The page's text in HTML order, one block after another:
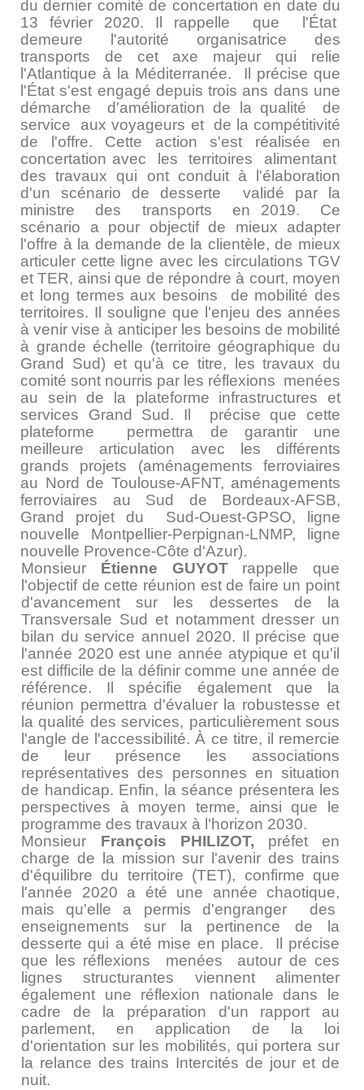
du dernier comité de concertation en date du
13 février 2020. Il rappelle que l'État
demeure l'autorité organisatrice des
transports de cet axe majeur qui relie
l'Atlantique à la Méditerranée. Il précise que
l'État s'est engagé depuis trois ans dans une
démarche d'amélioration de la qualité de
service aux voyageurs et de la compétitivité
de l'offre. Cette action s'est réalisée en
concertation avec les territoires alimentant
des travaux qui ont conduit à l'élaboration
d'un scénario de desserte validé par la
ministre des transports en 2019. Ce
scénario a pour objectif de mieux adapter
l'offre à la demande de la clientèle, de mieux
articuler cette ligne avec les circulations TGV
et TER, ainsi que de répondre à court, moyen
et long termes aux besoins de mobilité des
territoires. Il souligne que l'enjeu des années
à venir vise à anticiper les besoins de mobilité
à grande échelle (territoire géographique du
Grand Sud) et qu'à ce titre, les travaux du
comité sont nourris par les réflexions menées
au sein de la plateforme infrastructures et
services Grand Sud. Il précise que cette
plateforme permettra de garantir une
meilleure articulation avec les différents
grands projets (aménagements ferroviaires
au Nord de Toulouse-AFNT, aménagements
ferroviaires au Sud de Bordeaux-AFSB,
Grand projet du Sud-Ouest-GPSO, ligne
nouvelle Montpellier-Perpignan-LNMP, ligne
nouvelle Provence-Côte d'Azur).
Monsieur Étienne GUYOT rappelle que
l'objectif de cette réunion est de faire un point
d'avancement sur les dessertes de la
Transversale Sud et notamment dresser un
bilan du service annuel 2020. Il précise que
l'année 2020 est une année atypique et qu'il
est difficile de la définir comme une année de
référence. Il spécifie également que la
réunion permettra d'évaluer la robustesse et
la qualité des services, particulièrement sous
l'angle de l'accessibilité. À ce titre, il remercie
de leur présence les associations
représentatives des personnes en situation
de handicap. Enfin, la séance présentera les
perspectives à moyen terme, ainsi que le
programme des travaux à l'horizon 2030.
Monsieur François PHILIZOT, préfet en
charge de la mission sur l'avenir des trains
d'équilibre du territoire (TET), confirme que
l'année 2020 a été une année chaotique,
mais qu'elle a permis d'engranger des
enseignements sur la pertinence de la
desserte qui a été mise en place. Il précise
que les réflexions menées autour de ces
lignes structurantes viennent alimenter
également une réflexion nationale dans le
cadre de la préparation d'un rapport au
parlement, en application de la loi
d'orientation sur les mobilités, qui portera sur
la relance des trains Intercités de jour et de
nuit.